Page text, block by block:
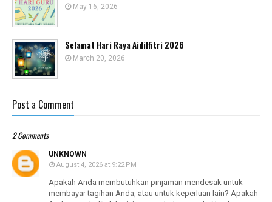
May 16, 2026
Selamat Hari Raya Aidilfitri 2026
March 20, 2026
Post a Comment
2 Comments
UNKNOWN
August 4, 2026 at 9:22 PM
Apakah Anda membutuhkan pinjaman mendesak untuk
membayar tagihan Anda, atau untuk keperluan lain? Apakah